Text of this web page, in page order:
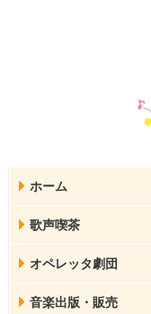
ホーム
歌声喫茶
オペレッタ劇団
音楽出版・販売